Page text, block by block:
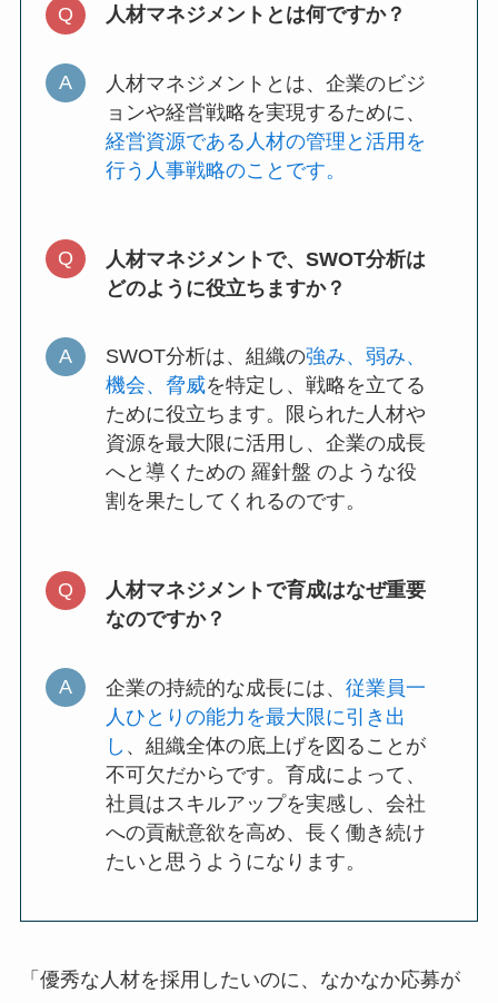
人材マネジメントとは何ですか？
人材マネジメントとは、企業のビジ
ョンや経営戦略を実現するために、
経営資源である人材の管理と活用を
行う人事戦略のことです。
人材マネジメントで、SWOT分析は
どのように役立ちますか？
SWOT分析は、組織の強み、弱み、
機会、脅威を特定し、戦略を立てる
ために役立ちます。限られた人材や
資源を最大限に活用し、企業の成長
へと導くための 羅針盤 のような役
割を果たしてくれるのです。
人材マネジメントで育成はなぜ重要
なのですか？
企業の持続的な成長には、従業員一
人ひとりの能力を最大限に引き出
し 、組織全体の底上げを図ることが
不可欠だからです。育成によって、
社員はスキルアップを実感し、会社
への貢献意欲を高め、長く働き続け
たいと思うようになります。
「優秀な人材を採用したいのに、なかなか応募が